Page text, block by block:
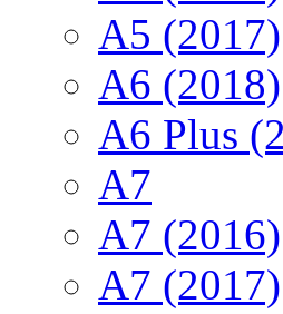
A5 (2017)
A6 (2018)
A6 Plus
A7
A7 (2016)
A7 (2017)